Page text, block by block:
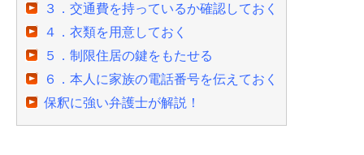
３．交通費を持っているか確認しておく
４．衣類を用意しておく
５．制限住居の鍵をもたせる
６．本人に家族の電話番号を伝えておく
保釈に強い弁護士が解説！